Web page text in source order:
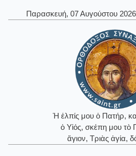
Παρασκευή, 07 Αυγούστου 2026
Ἡ ἐλπίς μου ὁ Πατήρ,
ὁ Υἱός, σκέπη μου τὸ
ἅγιον, Τριὰς ἁγία,